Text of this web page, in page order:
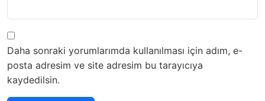
Daha sonraki yorumlarımda kullanılması için adım, e-
posta adresim ve site adresim bu tarayıcıya
kaydedilsin.